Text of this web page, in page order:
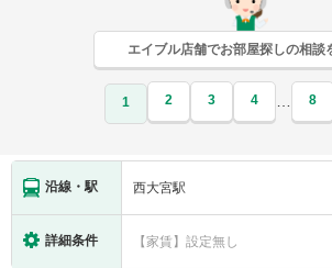
エイブル店舗でお部屋探しの相談
1 2 3 4 … 8
沿線・駅 西大宮駅
詳細条件 【家賃】設定無し